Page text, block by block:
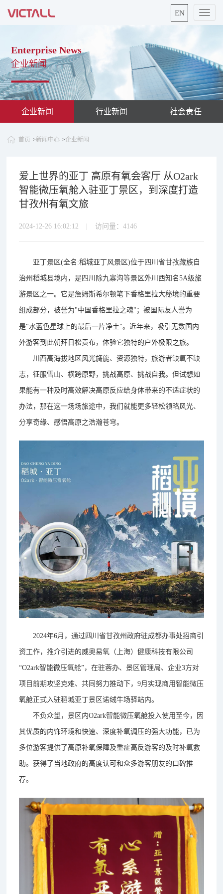
切
换
EN
Enterprise News
企业新闻
企业新闻 行业新闻 社会责任
首页 >新闻中心 >企业新闻
爱上世界的亚丁 高原有氧会客厅 从O2ark
智能微压氧舱入驻亚丁景区，到深度打造
甘孜州有氧文旅
2024-12-26 16:02:12 | 访问量：4146
亚丁景区(全名:稻城亚丁风景区)位于四川省甘孜藏族自
治州稻城县境内，是四川除九寨沟等景区外川西知名5A级旅
游景区之一。它是詹姆斯希尔顿笔下香格里拉大秘境的重要
组成部分，被誉为"中国香格里拉之魂"；被国际友人誉为
是"水蓝色星球上的最后一片净土"。近年来，吸引无数国内
外游客到此朝拜日松贡布，体验它独特的户外极限之旅。
川西高海拔地区风光旖旎、资源独特，旅游者缺氧不缺
志，征服雪山、横跨原野，挑战高原、挑战自我。但试想如
果能有一种及时高效解决高原反应给身体带来的不适症状的
办法，那在这一场场旅途中，我们就能更多轻松领略风光、
分享奇缘、感悟高原之浩瀚苍穹。
2024年6月，通过四川省甘孜州政府驻成都办事处招商引
资工作，推介引进的威奥易氧（上海）健康科技有限公司
“O2ark智能微压氧舱”，在驻蓉办、景区管理局、企业3方对
项目前期攻坚克难、共同努力推动下，9月实现商用智能微压
氧舱正式入驻稻城亚丁景区诺绒牛场驿站内。
不负众望，景区内O2ark智能微压氧舱投入使用至今，因
其优质的内饰环境和快速、深度补氧调压的强大功能，已为
多位游客提供了高原补氧保障及重症高反游客的及时补氧救
助。获得了当地政府的高度认可和众多游客朋友的口碑推
荐。